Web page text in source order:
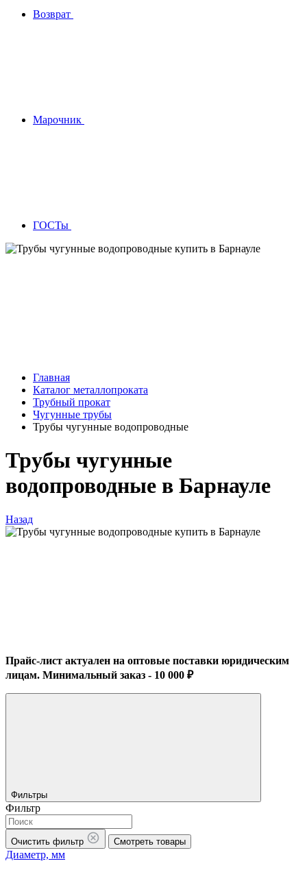
Возврат
Марочник
ГОСТы
Главная
Каталог металлопроката
Трубный прокат
Чугунные трубы
Трубы чугунные водопроводные
Трубы чугунные
водопроводные в Барнауле
Назад
Прайс-лист актуален на оптовые поставки юридическим
лицам. Минимальный заказ - 10 000 ₽
Фильтры
Фильтр
Очистить фильтр Смотреть товары
Диаметр, мм